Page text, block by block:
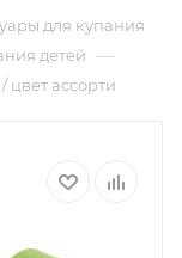
для купания
детей —
ассорти